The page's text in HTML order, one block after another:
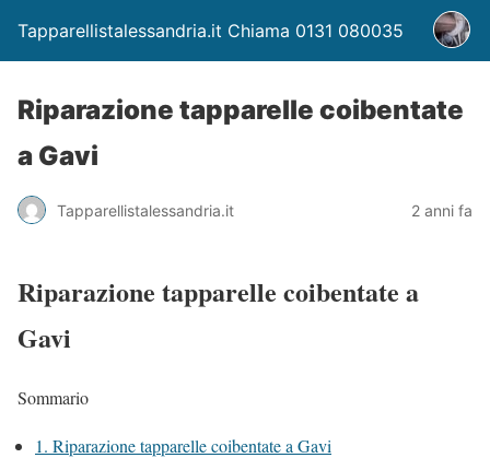
Tapparellistalessandria.it Chiama 0131 080035
Riparazione tapparelle coibentate
a Gavi
Tapparellistalessandria.it 2 anni fa
Riparazione tapparelle coibentate a
Gavi
Sommario
1. Riparazione tapparelle coibentate a Gavi